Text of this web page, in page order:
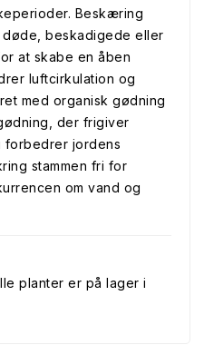
Beskæring
beskadigede eller
at skabe en åben
luftcirkulation og
med organisk gødning
der frigiver
jordens
stammen fri for
om vand og
planter er på lager i